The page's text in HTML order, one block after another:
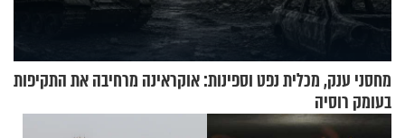
מחסני ענק, מכלית נפט וספינות: אוקראינה מרחיבה את התקיפות
בעומק רוסיה